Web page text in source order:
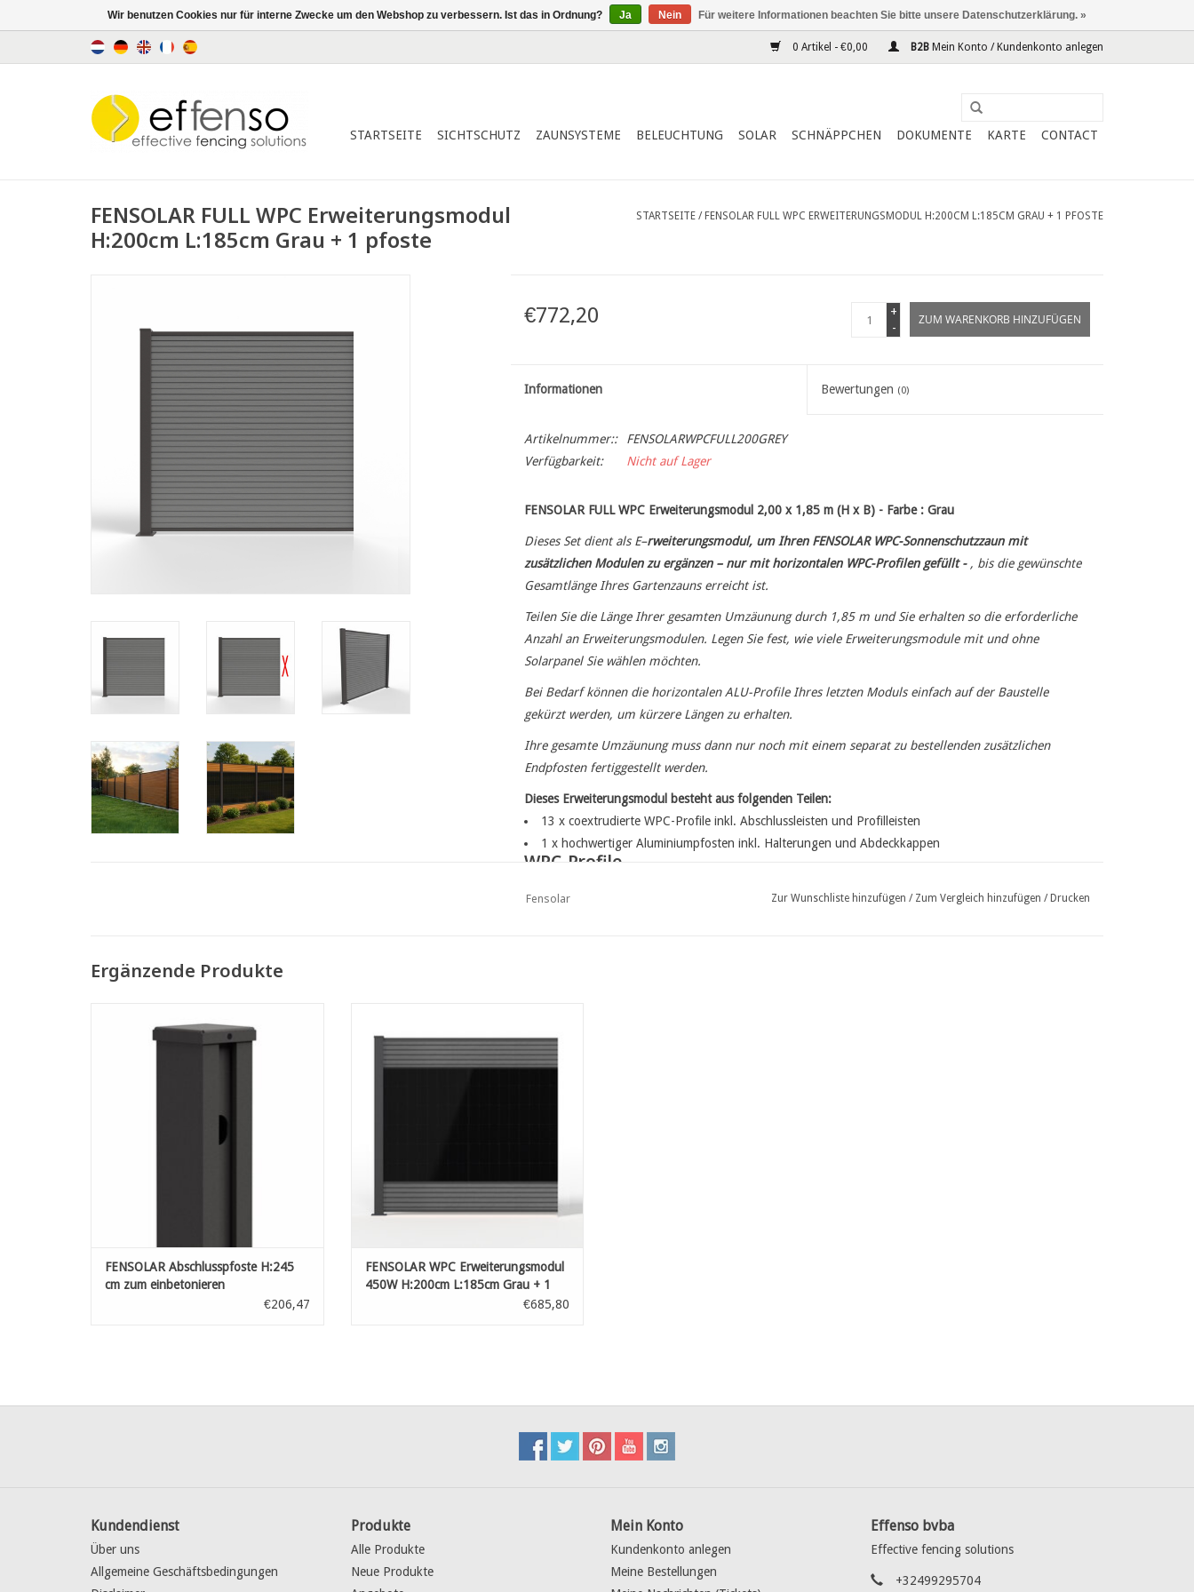
0 Artikel - €0,00 B2B Mein Konto / Kundenkonto anlegen
STARTSEITE SICHTSCHUTZ ZAUNSYSTEME BELEUCHTUNG SOLAR SCHNÄPPCHEN DOKUMENTE KARTE CONTACT
FENSOLAR FULL WPC Erweiterungsmodul
H:200cm L:185cm Grau + 1 pfoste
STARTSEITE / FENSOLAR FULL WPC ERWEITERUNGSMODUL H:200CM L:185CM GRAU + 1 PFOSTE
€772,20
+
-
ZUM WARENKORB HINZUFÜGEN
Informationen Bewertungen (0)
Artikelnummer::
FENSOLARWPCFULL200GREY
Verfügbarkeit:
Nicht auf Lager
FENSOLAR FULL WPC Erweiterungsmodul 2,00 x 1,85 m (H x B) - Farbe : Grau
Dieses Set dient als E–rweiterungsmodul, um Ihren FENSOLAR WPC-Sonnenschutzzaun mit
zusätzlichen Modulen zu ergänzen – nur mit horizontalen WPC-Profilen gefüllt - , bis die gewünschte
Gesamtlänge Ihres Gartenzauns erreicht ist.
Teilen Sie die Länge Ihrer gesamten Umzäunung durch 1,85 m und Sie erhalten so die erforderliche
Anzahl an Erweiterungsmodulen. Legen Sie fest, wie viele Erweiterungsmodule mit und ohne
Solarpanel Sie wählen möchten.
Bei Bedarf können die horizontalen ALU-Profile Ihres letzten Moduls einfach auf der Baustelle
gekürzt werden, um kürzere Längen zu erhalten.
Ihre gesamte Umzäunung muss dann nur noch mit einem separat zu bestellenden zusätzlichen
Endpfosten fertiggestellt werden.
Dieses Erweiterungsmodul besteht aus folgenden Teilen:
13 x coextrudierte WPC-Profile inkl. Abschlussleisten und Profilleisten
1 x hochwertiger Aluminiumpfosten inkl. Halterungen und Abdeckkappen
WPC-Profile
Profile mit NutFeder-Verbindung
Aluminium-Verbinder für Pfosten und Schiene
Aluminiumpfosten:
Spezielle Pfosten 9 x 9 cm aus hochwertigem Aluminium.
Abmessungen: 9 x 9 cm
Farbe: Anthrazit (RAL 7016) mit feiner Struktur
Standardmäßig werden die Bausätze mit Pfosten der Länge 245 cm zum Einbetonieren geliefert. Auf
Fensolar Zur Wunschliste hinzufügen / Zum Vergleich hinzufügen / Drucken
Ergänzende Produkte
einbetonieren
FENSOLAR Abschlusspfoste H:245
cm zum einbetonieren
€206,47
ZUM WARENKORB HINZUFÜGEN
FENSOLAR WPC Erweiterungsmodul
450W H:200cm L:185cm Grau + 1
€685,80
Kundendienst
Über uns
Allgemeine Geschäftsbedingungen
Produkte
Alle Produkte
Neue Produkte
Mein Konto
Kundenkonto anlegen
Meine Bestellungen
Effenso bvba
Effective fencing solutions
+32499295704
Wir benutzen Cookies nur für interne Zwecke um den Webshop zu verbessern. Ist das in Ordnung? Ja Nein Für weitere Informationen beachten Sie bitte unsere Datenschutzerklärung. »